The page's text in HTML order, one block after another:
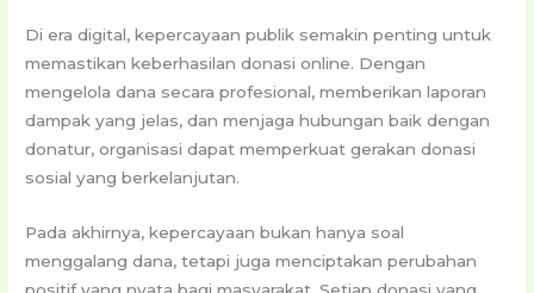
Di era digital, kepercayaan publik semakin penting untuk
memastikan keberhasilan donasi online. Dengan
mengelola dana secara profesional, memberikan laporan
dampak yang jelas, dan menjaga hubungan baik dengan
donatur, organisasi dapat memperkuat gerakan donasi
sosial yang berkelanjutan.
Pada akhirnya, kepercayaan bukan hanya soal
menggalang dana, tetapi juga menciptakan perubahan
positif yang nyata bagi masyarakat. Setiap donasi yang